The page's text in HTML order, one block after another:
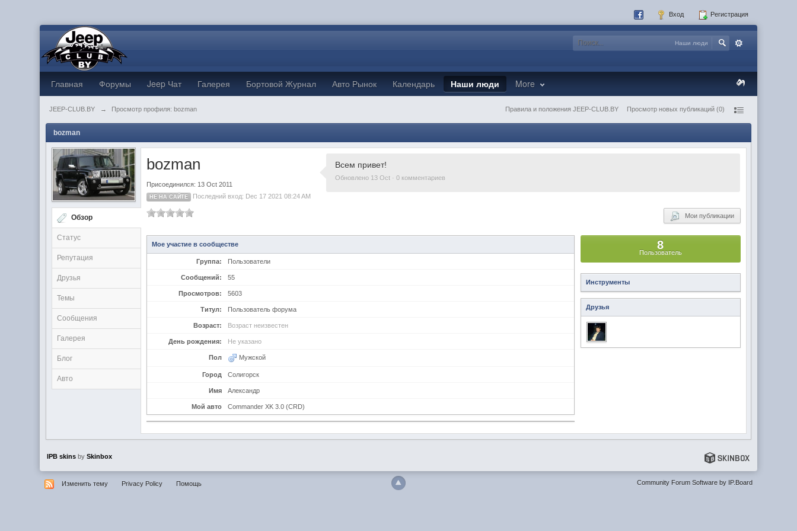
Вход Регистрация
Наши люди
Главная Форумы Jeep Чат Галерея Бортовой Журнал Авто Рынок Календарь Наши люди More
JEEP-CLUB.BY → Просмотр профиля: bozman Правила и положения JEEP-CLUB.BY Просмотр новых публикаций (0)
bozman
Обзор
Статус
Репутация
Друзья
Темы
Сообщения
Галерея
Блог
Авто
bozman
Присоединился: 13 Oct 2011
НЕ НА САЙТЕ Последний вход: Dec 17 2021 08:24 AM
Всем привет!
Обновлено 13 Oct · 0 комментариев
Мои публикации
Мое участие в сообществе
Группа: Пользователи
Сообщений: 55
Просмотров: 5603
Титул: Пользователь форума
Возраст: Возраст неизвестен
День рождения: Не указано
Пол Мужской
Город Солигорск
Имя Александр
Мой авто Commander XK 3.0 (CRD)
8
Пользователь
Инструменты
Друзья
IPB skins bySkinbox
Community Forum Software by IP.Board
Изменить тему Privacy Policy Помощь